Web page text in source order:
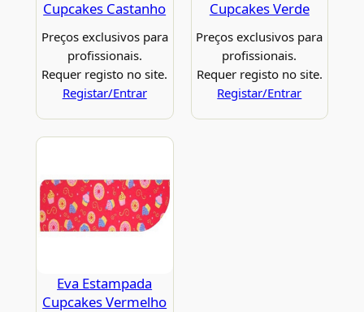
Cupcakes Castanho
Preços exclusivos para
profissionais.
Requer registo no site.
Registar/Entrar
Cupcakes Verde
Preços exclusivos para
profissionais.
Requer registo no site.
Registar/Entrar
Eva Estampada
Cupcakes Vermelho